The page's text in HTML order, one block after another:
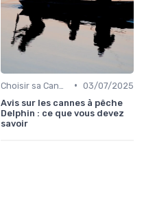
• 03/07/2025
Avis sur les cannes à pêche
Delphin : ce que vous devez
savoir